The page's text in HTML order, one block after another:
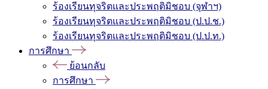
ร้องเรียนทุจริตและประพฤติมิชอบ (จุฬาฯ)
ร้องเรียนทุจริตและประพฤติมิชอบ (ป.ป.ช.)
ร้องเรียนทุจริตและประพฤติมิชอบ (ป.ป.ท.)
การศึกษา
ย้อนกลับ
การศึกษา